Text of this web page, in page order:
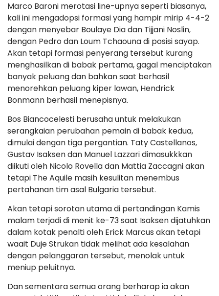
Marco Baroni merotasi line-upnya seperti biasanya,
kali ini mengadopsi formasi yang hampir mirip 4-4-2
dengan menyebar Boulaye Dia dan Tijjani Noslin,
dengan Pedro dan Loum Tchaouna di posisi sayap.
Akan tetapi formasi penyerang tersebut kurang
menghasilkan di babak pertama, gagal menciptakan
banyak peluang dan bahkan saat berhasil
menorehkan peluang kiper lawan, Hendrick
Bonmann berhasil menepisnya.
Bos Biancocelesti berusaha untuk melakukan
serangkaian perubahan pemain di babak kedua,
dimulai dengan tiga pergantian. Taty Castellanos,
Gustav Isaksen dan Manuel Lazzari dimasukkkan
diikuti oleh Nicolo Rovella dan Mattia Zaccagni akan
tetapi The Aquile masih kesulitan menembus
pertahanan tim asal Bulgaria tersebut.
Akan tetapi sorotan utama di pertandingan Kamis
malam terjadi di menit ke-73 saat Isaksen dijatuhkan
dalam kotak penalti oleh Erick Marcus akan tetapi
waait Duje Strukan tidak melihat ada kesalahan
dengan pelanggaran tersebut, menolak untuk
meniup peluitnya.
Dan sementara semua orang berharap ia akan